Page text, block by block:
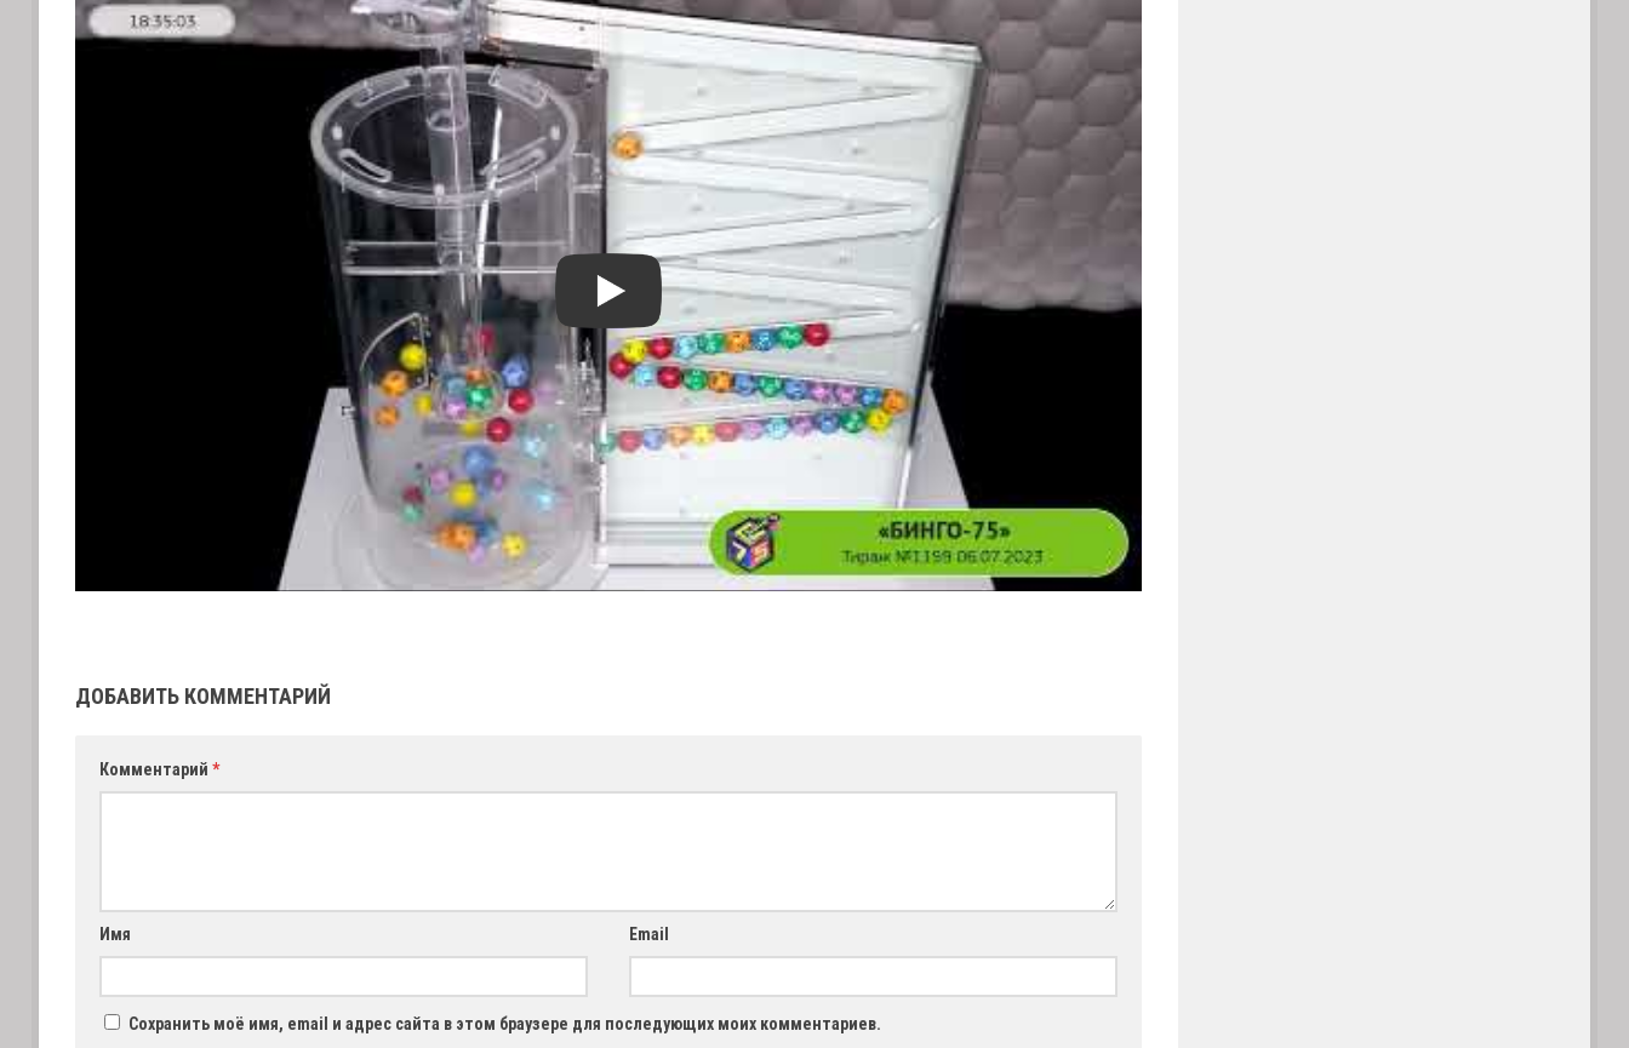
ДОБАВИТЬ КОММЕНТАРИЙ
Комментарий *
Имя Email
Сохранить моё имя, email и адрес сайта в этом браузере для последующих моих комментариев.